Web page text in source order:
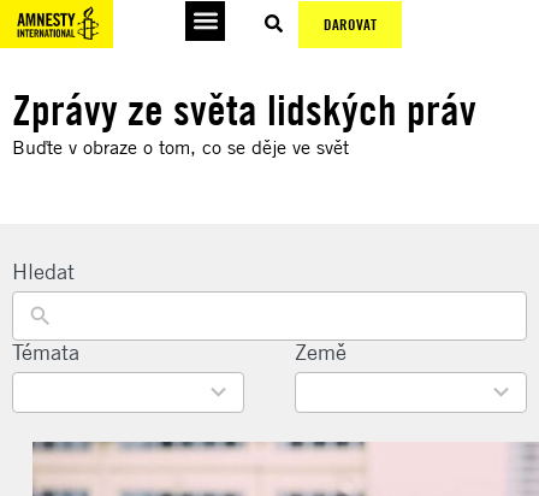
DAROVAT
Zprávy ze světa lidských práv
Buďte v obraze o tom, co se děje ve svět
Hledat
Témata
22
results
Země
135
results